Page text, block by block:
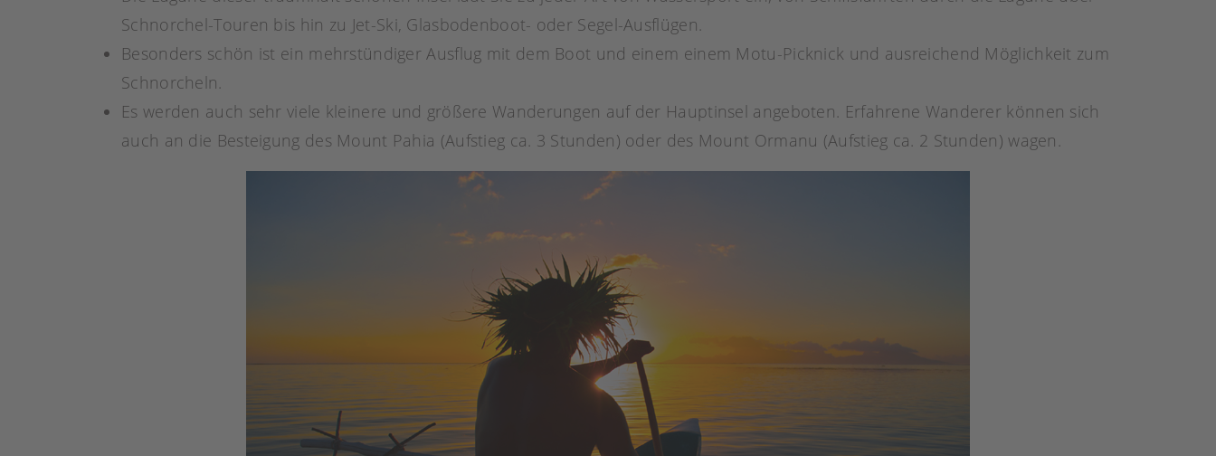
Schnorchel-Touren bis hin zu Jet-Ski, Glasbodenboot- oder Segel-Ausflügen.
Besonders schön ist ein mehrstündiger Ausflug mit dem Boot und einem einem Motu-Picknick und ausreichend Möglichkeit zum
Schnorcheln.
Es werden auch sehr viele kleinere und größere Wanderungen auf der Hauptinsel angeboten. Erfahrene Wanderer können sich
auch an die Besteigung des Mount Pahia (Aufstieg ca. 3 Stunden) oder des Mount Ormanu (Aufstieg ca. 2 Stunden) wagen.